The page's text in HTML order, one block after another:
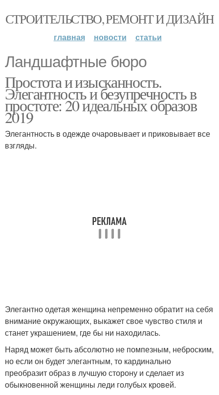
СТРОИТЕЛЬСТВО, РЕМОНТ И ДИЗАЙН
главная новости статьи
Ландшафтные бюро
Простота и изысканность.
Элегантность и безупречность в
простоте: 20 идеальных образов
2019
Элегантность в одежде очаровывает и приковывает все
взгляды.
Элегантно одетая женщина непременно обратит на себя
внимание окружающих, выкажет свое чувство стиля и
станет украшением, где бы ни находилась.
Наряд может быть абсолютно не помпезным, неброским,
но если он будет элегантным, то кардинально
преобразит образ в лучшую сторону и сделает из
обыкновенной женщины леди голубых кровей.